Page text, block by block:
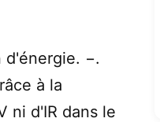
d'énergie. −.
à la
ni d'IR dans le